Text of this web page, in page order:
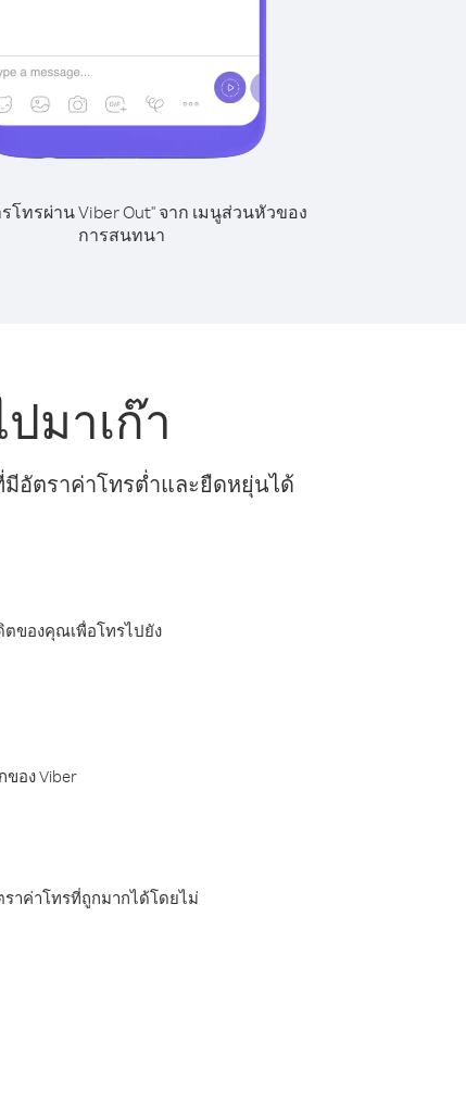
รโทรผ่าน Viber Out" จาก เมนูส่วนหัวของ
การสนทนา
มาเก๊า
อัตราค่าโทรต่ำและยืดหยุ่นได้
ตของคุณเพื่อโทรไปยัง
อง Viber
าค่าโทรที่ถูกมากได้โดยไม่